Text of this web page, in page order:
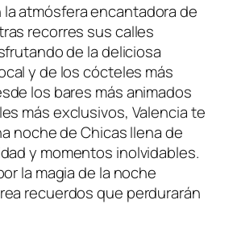
atmósfera encantadora de
recorres sus calles
de la deliciosa
y ‍de ⁤los cócteles más
los⁣ bares más animados
más exclusivos, Valencia te
noche de Chicas llena de
y momentos inolvidables.
la magia de la noche
recuerdos que perdurarán